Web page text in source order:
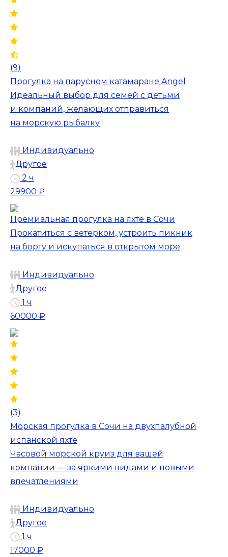
(9)
Прогулка на парусном катамаране Angel
Идеальный выбор для семей с детьми
и компаний, желающих отправиться
на морскую рыбалку
Индивидуально
Другое
2 ч
29900 ₽
Премиальная прогулка на яхте в Сочи
Прокатиться с ветерком, устроить пикник
на борту и искупаться в открытом море
Индивидуально
Другое
1 ч
60000 ₽
(3)
Морская прогулка в Сочи на двухпалубной
испанской яхте
Часовой морской круиз для вашей
компании — за яркими видами и новыми
впечатлениями
Индивидуально
Другое
1 ч
17000 ₽